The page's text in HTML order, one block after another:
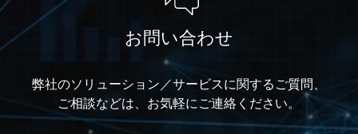
お問い合わせ
弊社のソリューション／サービスに関するご質問、
ご相談などは、お気軽にご連絡ください。